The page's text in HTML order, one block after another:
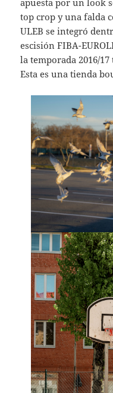
apuesta por un look
top crop y una falda
ULEB se integró
escisión FIBA-
la temporada 2016/
Esta es una tienda